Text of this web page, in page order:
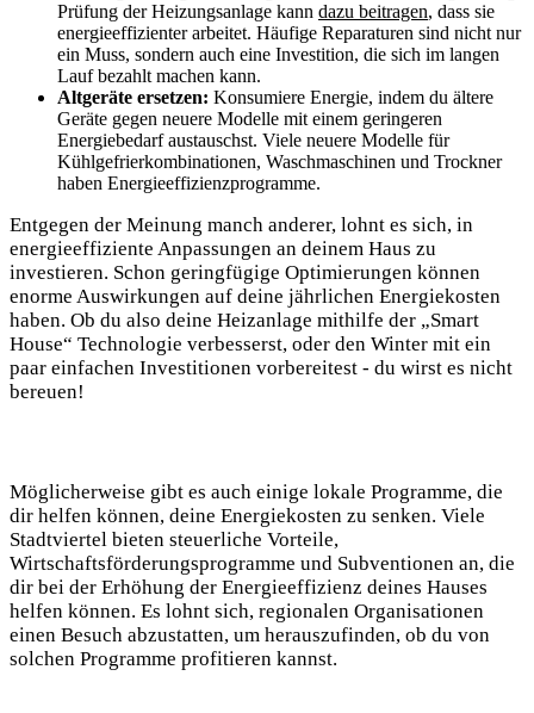
Prüfung der Heizungsanlage‌ kann dazu ⁢beitragen, ⁣dass ​sie
energieeffizienter arbeitet. Häufige Reparaturen sind nicht nur
ein Muss, sondern auch eine Investition, die sich im langen
Lauf bezahlt machen​ kann. ‍
Altgeräte ersetzen: Konsumiere Energie, indem du ältere
Geräte gegen neuere Modelle‌ mit einem geringeren
⁤Energiebedarf austauschst. Viele neuere ‍Modelle für⁣
Kühlgefrierkombinationen, Waschmaschinen und Trockner
⁤haben Energieeffizienzprogramme.
Entgegen der Meinung manch ⁢anderer,⁤ lohnt ⁣es ⁣sich, in
energieeffiziente Anpassungen an ⁤deinem Haus zu⁤
investieren. Schon⁤ geringfügige Optimierungen können
enorme Auswirkungen auf deine⁤ jährlichen Energiekosten
haben. Ob du also⁤ deine ⁤Heizanlage mithilfe der „Smart
House“ Technologie verbesserst, oder den Winter mit​ ein⁣
paar ⁤einfachen Investitionen vorbereitest ‍- du wirst‌ es nicht
bereuen!
Möglicherweise gibt⁣ es auch einige lokale Programme, die‍
dir helfen können,‍ deine Energiekosten‍ zu ⁣senken. Viele⁤
Stadtviertel bieten steuerliche Vorteile,
Wirtschaftsförderungsprogramme und Subventionen an, die
dir ⁢bei⁢ der Erhöhung der Energieeffizienz‌ deines Hauses
helfen ⁢können. Es lohnt sich, regionalen⁢ Organisationen
einen Besuch ​abzustatten, um herauszufinden, ob du von
solchen Programme profitieren kannst.